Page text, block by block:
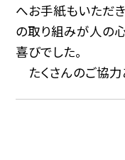
へお手紙もいただ
の取り組みが人の
喜びでした。
たくさんのご協力